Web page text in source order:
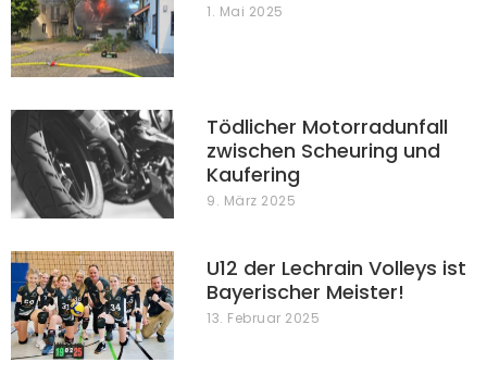
1. Mai 2025
Tödlicher Motorradunfall
zwischen Scheuring und
Kaufering
9. März 2025
U12 der Lechrain Volleys ist
Bayerischer Meister!
13. Februar 2025